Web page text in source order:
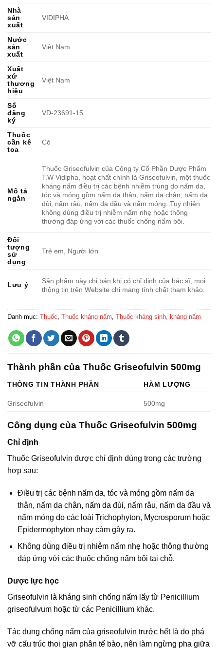
Nhà
sản
xuất
VIDIPHA
Nước
sản
xuất
Việt Nam
Xuất
xứ
thương
hiệu
Việt Nam
Số
đăng
ký
VD-23691-15
Thuốc
cần kê
toa
Có
Mô tả
ngắn
Thuốc Griseofulvin của Công ty Cổ Phần Dược Phẩm
T.W Vidipha, hoạt chất chính là Griseofulvin, một thuốc
kháng nấm điều trị các bệnh nhiễm trùng do nấm da,
tóc và móng gồm nấm da thân, nấm da chân, nấm da
đùi, nấm râu, nấm da đầu và nấm móng. Tuy nhiên
không dùng điều trị nhiễm nấm nhẹ hoặc thông
thường đáp ứng với các thuốc chống nấm bôi.
Đối
tượng
sử
dụng
Trẻ em, Người lớn
Lưu ý
Sản phẩm này chỉ bán khi có chỉ định của bác sĩ, mọi
thông tin trên Website chỉ mang tính chất tham khảo.
Danh mục: Thuốc Thuốc kháng nấm Thuốc kháng sinh, kháng nấm
Thành phần của Thuốc Griseofulvin 500mg
THÔNG TIN THÀNH PHẦN HÀM LƯỢNG
Griseofulvin 500mg
Công dụng của Thuốc Griseofulvin 500mg
Chỉ định
Thuốc Griseofulvin được chỉ định dùng trong các trường
hợp sau:
Ðiều trị các bệnh nấm da, tóc và móng gồm nấm da
thân, nấm da chân, nấm da đùi, nấm râu, nấm da đầu và
nấm móng do các loài Trichophyton, Mycrosporum hoặc
Epidermophyton nhạy cảm gây ra.
Không dùng điều trị nhiễm nấm nhẹ hoặc thông thường
đáp ứng với các thuốc chống nấm bôi tại chỗ.
Dược lực học
Griseofulvin là kháng sinh chống nấm lấy từ Penicillium
griseofulvum hoặc từ các Penicillium khác.
Tác dụng chống nấm của griseofulvin trước hết là do phá
vỡ cấu trúc thoi gian phân tế bào, nên làm ngừng pha giữa